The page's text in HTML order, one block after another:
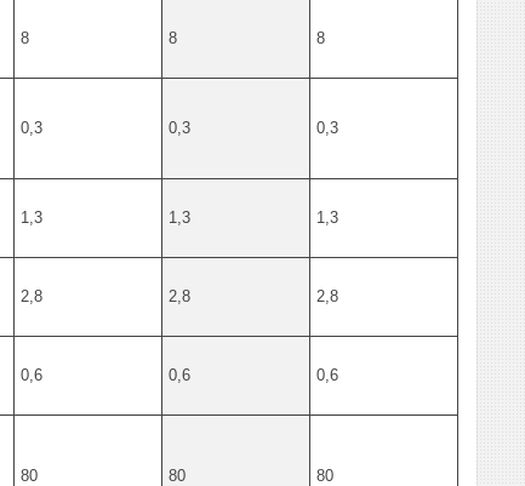
8 8 8
0,3 0,3 0,3
1,3 1,3 1,3
2,8 2,8 2,8
0,6 0,6 0,6
80 80 80